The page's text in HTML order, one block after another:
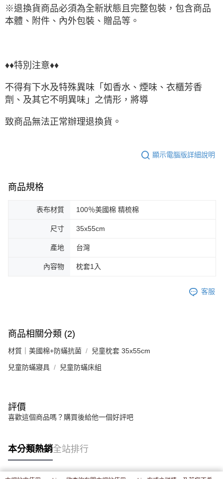
※退換貨商品必須為全新狀態且完整包裝，包含商品
本體、附件、內外包裝、贈品等。
♦♦特別注意♦♦
不得有下水及特殊異味「如香水、煙味、衣櫃芳香
劑、及其它不明異味」之情形，將導
致商品無法正常辦理退換貨。
顯示電腦版詳細說明
商品規格
表布材質 100％美國棉 精梳棉
尺寸 35x55cm
產地 台灣
內容物 枕套1入
客服
商品相關分類 (2)
材質｜美國棉+防蟎抗菌 兒童枕套 35x55cm
兒童防蟎寢具 兒童防蟎床組
評價
喜歡這個商品嗎？購買後給他一個好評吧
本分類熱銷全站排行